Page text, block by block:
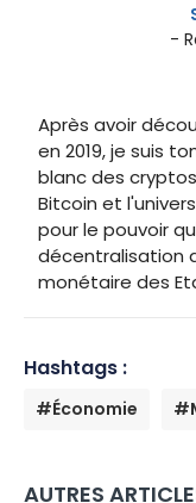
-
Après avoir
en 2019, je suis
blanc des
Bitcoin et
pour le pouvoir
décentralisation
monétaire des
Hashtags :
#Économie
AUTRES